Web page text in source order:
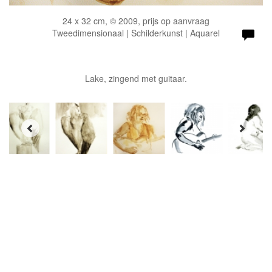
24 x 32 cm, © 2009, prijs op aanvraag
Tweedimensionaal | Schilderkunst | Aquarel
Lake, zingend met guitaar.